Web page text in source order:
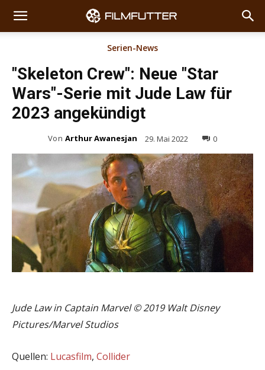
Serien-News
"Skeleton Crew": Neue "Star
Wars"-Serie mit Jude Law für
2023 angekündigt
Von Arthur Awanesjan 29. Mai 2022 0
Jude Law in Captain Marvel © 2019 Walt Disney
Pictures/Marvel Studios
Quellen: Lucasfilm, Collider